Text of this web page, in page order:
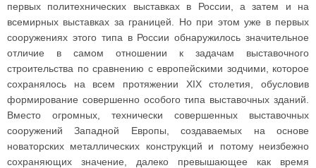
первых политехнических выставках в России, а затем и на
всемирных выставках за границей. Но при этом уже в первых
сооружениях этого типа в России обнаружилось значительное
отличие в самом отношении к задачам выставочного
строительства по сравнению с европейскими зодчими, которое
сохранялось на всем протяжении XIX столетия, обусловив
формирование совершенно особого типа выставочных зданий.
Вместо огромных, технически совершенных выставочных
сооружений Западной Европы, создаваемых на основе
новаторских металлических конструкций и потому неизбежно
сохраняющих значение, далеко превышающее как время